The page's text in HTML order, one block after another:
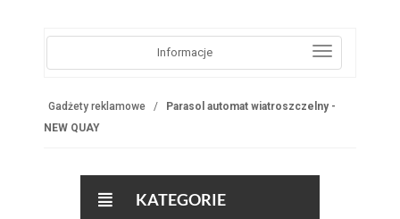
Informacje
Gadżety reklamowe
Parasol automat wiatroszczelny -
NEW QUAY
KATEGORIE